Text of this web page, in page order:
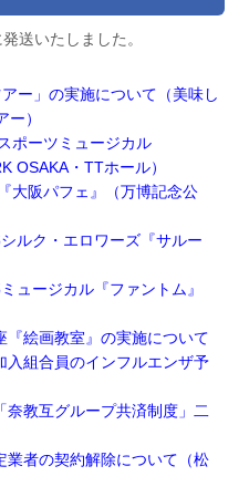
送いたしました。
ー」の実施について（美味し
）
ミュージカル
OSAKA・TTホール）
』（万博記念公
ワーズ『サルー
『ファントム』
室』の実施について
のインフルエンザ予
ループ共済制度」二
約解除について（松